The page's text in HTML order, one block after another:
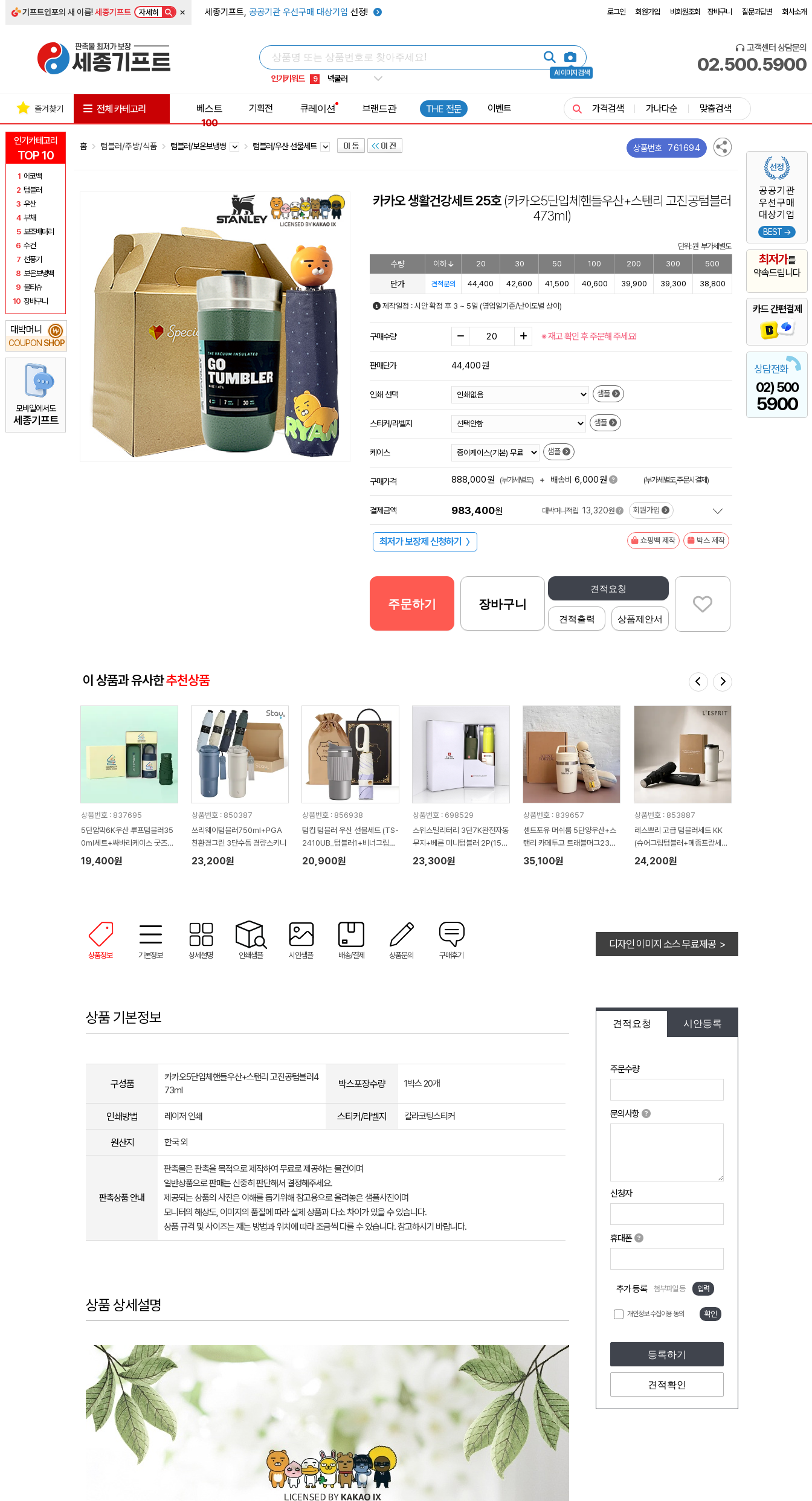
기프트인포의 새 이름!세종기프트 자세히 × 세종기프트, 공공기관 우선구매 대상기업 선정! 로그인 회원가입 비회원조회 장바구니 질문과답변 회사소개
AI 이미지 검색
인기키워드
5 키캡
8 쿨토시
9 넥쿨러
1 선풍기
고객센터 상담문의
02.500.5900
인기카테고리
TOP 10
1 에코백
2 텀블러
3 우산
4 부채
5 보조배터리
6 수건
7 선풍기
8 보온보냉백
9 물티슈
10 장바구니
대박머니
COUPON SHOP
₩
모바일에서도
세종기프트
공공기관
우선구매
대상기업
BEST →
최저가를
약속드립니다
카드 간편결제
상담전화
02) 500
5900
즐겨찾기 전체 카테고리
베스트
100
기획전 큐레이션 브랜드관 THE 전문 이벤트 가격검색 가나다순 맞춤검색
홈 텀블러/주방/식품 텀블러/보온보냉병 텀블러/우산 선물세트 상품번호 761694
카카오 생활건강세트 25호(카카오5단입체핸들우산+스탠리 고진공텀블러
473ml)
단위: 원 부가세별도
수량 이하 20 30 50 100 200 300 500
단가 견적문의 44,400 42,600 41,500 40,600 39,900 39,300 38,800
제작일정 : 시안 확정 후 3 ~ 5일 (영업일기준/난이도별 상이)
구매수량 ※ 재고 확인 후 주문해 주세요!
판매단가 44,400원
인쇄 선택 샘플
스티커/라벨지 샘플
케이스 샘플
구매가격 888,000원 (부가세별도) + 배송비 6,000원 (부가세별도,주문시결제)
결제금액 983,400원 대박머니적립 13,320원 회원가입
최저가 보장제 신청하기 〉 쇼핑백 제작 박스 제작
견적요청
견적출력 상품제안서
주문하기 장바구니
이 상품과 유사한추천상품
상품번호 : 837695
5단암막6K우산 루프텀블러35
0ml세트+싸바리케이스 굿즈세
트
19,400원
상품번호 : 850387
쓰리웨이텀블러750ml+PGA
친환경그린 3단수동 경량스키니
23,200원
상품번호 : 856938
텀컵 텀블러 우산 선물세트 (TS-
2410UB_텀블러1+비너그립미
니우산1)
20,900원
상품번호 : 698529
스위스밀리터리 3단7K완전자동
무지+베른 미니텀블러 2P(150
ml) 세트
23,300원
상품번호 : 839657
센트포유 머쉬룸 5단양우산+스
탠리 카페투고 트래블머그236
세트
35,100원
상품번호 : 853887
레스쁘리 고급 텀블러세트 KK
(슈어그립텀블러+메종프랑세즈
양우산)
24,200원
상품정보 기본정보 상세설명 인쇄샘플 시안샘플 배송/결제 상품문의 구매후기
디자인 이미지 소스 무료제공 >
견적요청 시안등록
주문수량
문의사항
신청자
휴대폰
추가 등록 첨부파일 등 입력
개인정보 수집이용 동의 확인
등록하기
견적확인
상품 기본정보
구성품
카카오5단입체핸들우산+스탠리 고진공텀블러4
73ml
박스포장수량 1박스 20개
인쇄방법 레이저 인쇄 스티커/라벨지 칼라코팅스티커
원산지 한국 외
판촉상품 안내
판촉물은 판촉을 목적으로 제작하여 무료로 제공하는 물건이며
일반상품으로 판매는 신중히 판단해서 결정해주세요.
제공되는 상품의 사진은 이해를 돕기위해 참고용으로 올려놓은 샘플사진이며
모니터의 해상도, 이미지의 품질에 따라 실제 상품과 다소 차이가 있을 수 있습니다.
상품 규격 및 사이즈는 재는 방법과 위치에 따라 조금씩 다를 수 있습니다. 참고하시기 바랍니다.
상품 상세설명